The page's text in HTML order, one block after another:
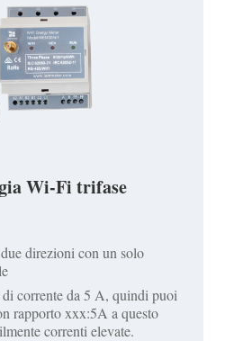
Wi-Fi trifase
direzioni con un solo
corrente da 5 A, quindi puoi
rapporto xxx:5A a questo
correnti elevate.